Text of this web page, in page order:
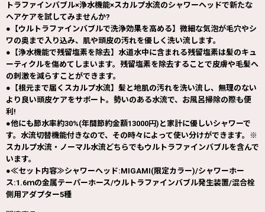
トラファインバブル×浄水機能×スカルプ水流のシャワーヘッドで新たな
ヘアケアを試してみませんか?
●【ウルトラファインバブルで洗浄効果を高める】微細な気泡が毛穴やシ
ワの奥まで入り込み、肌や頭皮の汚れを優しく洗い流します。
●【浄水機能で残留塩素を除去】水道水中に含まれる残留塩素は髪のキュ
ーティクルを傷めてしまいます。残留塩素を除去することで皮膚や毛髪へ
の刺激を減らすことができます。
●【根元まで届くスカルプ水流】髪と地肌の汚れを洗い流し、無理のない
より良い頭皮ケアをサポート。勢いのある水流で、お風呂掃除の際も便
利!
●他にも節水率約30%(年間節約金額13000円)と家計に優しいシャワーで
す。水流切替機能付きなので、その時々によって使い分けができます。※
スカルプ水流・ノーマル水流どちらでもウルトラファインバブルを含んで
います。
●≪セット内容≫シャワーヘッド:MIGAMI(限定カラー)/シャワーホー
ス:1.6ｍの金属テーパーホース/ウルトラファインバブル発生装置/混合栓
側用アダプター5種